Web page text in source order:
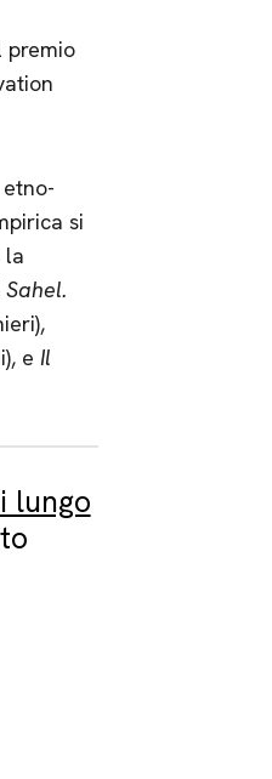
premio
si
la
e Il
lungo